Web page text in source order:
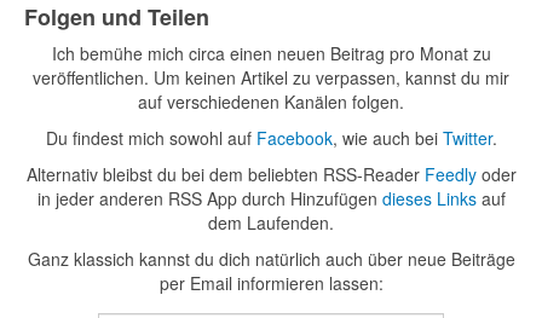
Folgen und Teilen
Ich bemühe mich circa einen neuen Beitrag pro Monat zu
veröffentlichen. Um keinen Artikel zu verpassen, kannst du mir
auf verschiedenen Kanälen folgen.
Du findest mich sowohl auf Facebook, wie auch bei Twitter.
Alternativ bleibst du bei dem beliebten RSS-Reader Feedlyoder
in jeder anderen RSS App durch Hinzufügen dieses Linksauf
dem Laufenden.
Ganz klassich kannst du dich natürlich auch über neue Beiträge
per Email informieren lassen: